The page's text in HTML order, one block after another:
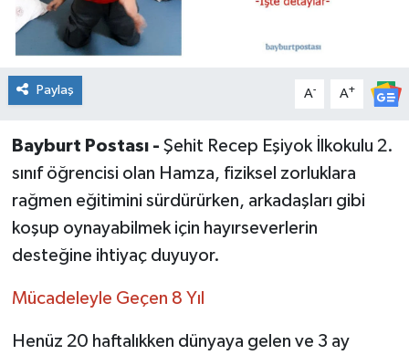
Paylaş A- A+
Bayburt Postası - Şehit Recep Eşiyok İlkokulu 2.
sınıf öğrencisi olan Hamza, fiziksel zorluklara
rağmen eğitimini sürdürürken, arkadaşları gibi
koşup oynayabilmek için hayırseverlerin
desteğine ihtiyaç duyuyor.
Mücadeleyle Geçen 8 Yıl
Henüz 20 haftalıkken dünyaya gelen ve 3 ay